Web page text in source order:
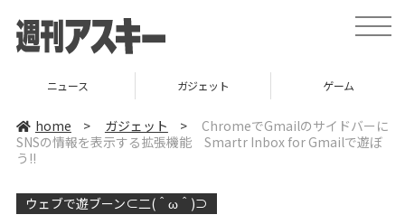
t
o
v
i
ニュース ガジェット ゲーム
home > ガジェット >
ChromeでGmailのサイドバーに
SNSの情報を表示する拡張機能 Smartr Inbox for Gmailで遊ぼ
う!!
ウェブで遊ブーン⊂二(＾ω＾)⊃